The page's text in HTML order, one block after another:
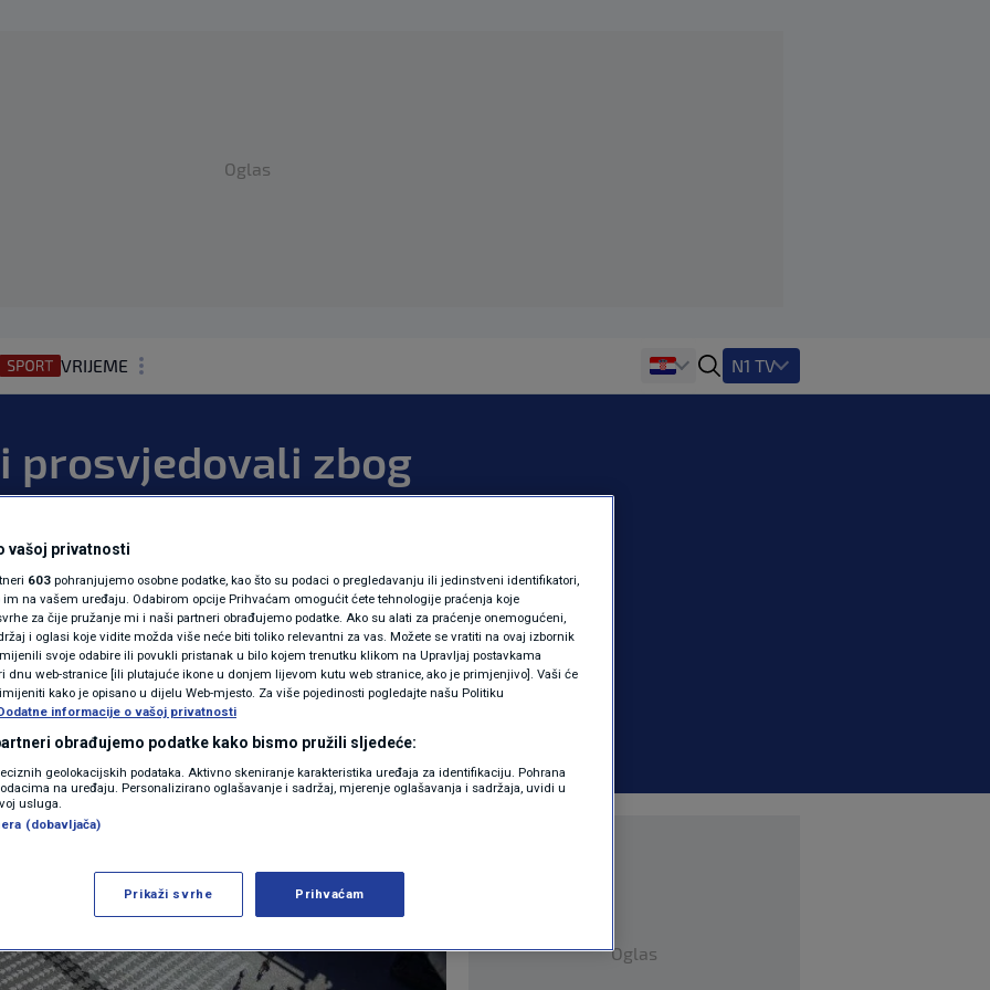
Oglas
VRIJEME
REGIJA
MAGAZIN
KOLUMNE
N1(DIS)INFO
KLIMATSKE PROMJENE
FOTO
VIDEO
N1 TV
prosvjedovali zbog
| SVIJET | komentara
Više
Oglas
vašoj privatnosti
603 pohranjujemo osobne podatke, kao što su podaci o pregledavanju ili jedinstveni identifikatori,
na vašem uređaju. Odabirom opcije Prihvaćam omogućit ćete tehnologije praćenja koje
za čije pružanje mi i naši partneri obrađujemo podatke. Ako su alati za praćenje onemogućeni,
i oglasi koje vidite možda više neće biti toliko relevantni za vas. Možete se vratiti na ovaj izbornik
svoje odabire ili povukli pristanak u bilo kojem trenutku klikom na Upravljaj postavkama
dnu web-stranice [ili plutajuće ikone u donjem lijevom kutu web stranice, ako je primjenjivo]. Vaši će
kako je opisano u dijelu Web-mjesto. Za više pojedinosti pogledajte našu Politiku
informacije o vašoj privatnosti
obrađujemo podatke kako bismo pružili sljedeće:
geolokacijskih podataka. Aktivno skeniranje karakteristika uređaja za identifikaciju. Pohrana
na uređaju. Personalizirano oglašavanje i sadržaj, mjerenje oglašavanja i sadržaja, uvidi u
usluga.
(dobavljača)
Prikaži svrhe Prihvaćam